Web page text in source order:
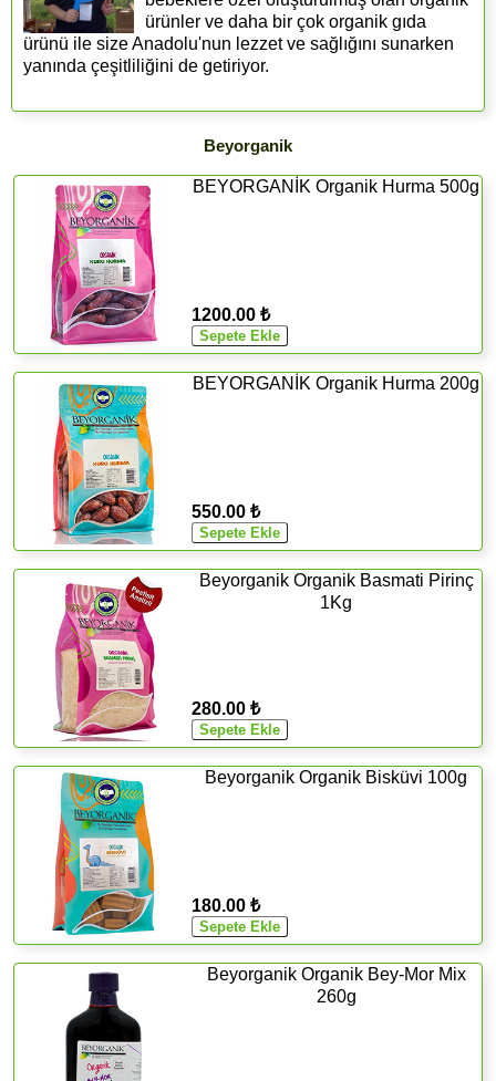
ürünler ve daha bir çok organik gıda
ürünü ile size Anadolu'nun lezzet ve sağlığını sunarken
yanında çeşitliliğini de getiriyor.
Beyorganik
BEYORGANİK Organik Hurma 500g
1200.00 ₺
BEYORGANİK Organik Hurma 200g
550.00 ₺
Beyorganik Organik Basmati Pirinç
1Kg
280.00 ₺
Beyorganik Organik Bisküvi 100g
180.00 ₺
Beyorganik Organik Bey-Mor Mix
260g